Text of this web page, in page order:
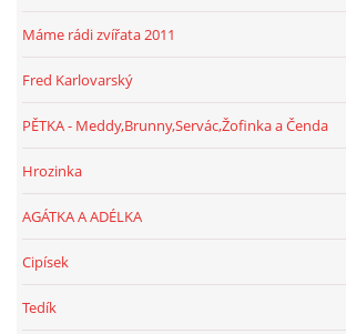
Máme rádi zvířata 2011
Fred Karlovarský
PĚTKA - Meddy,Brunny,Servác,Žofinka a Čenda
Hrozinka
AGÁTKA A ADÉLKA
Cipísek
Tedík